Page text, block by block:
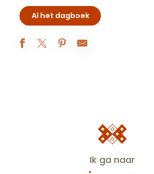
Al het dagboek
Ik ga naar